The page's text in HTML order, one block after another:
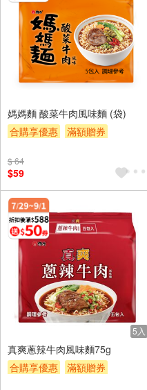
媽媽麵 酸菜牛肉風味麵 (袋)
合購享優惠
滿額贈券
$ 64
$59
5入
真爽蔥辣牛肉風味麵75g
合購享優惠
滿額贈券